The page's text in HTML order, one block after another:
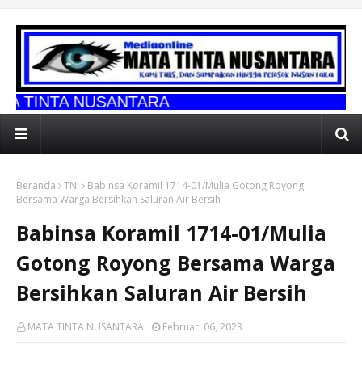
Beranda TNI
Babinsa Koramil 1714-01/Mulia Gotong Royong
Bersama Warga Bersihkan Saluran Air Bersih
Babinsa Koramil 1714-01/Mulia
Gotong Royong Bersama Warga
Bersihkan Saluran Air Bersih
MATA TINTA NUSANTARA Februari 06, 2023